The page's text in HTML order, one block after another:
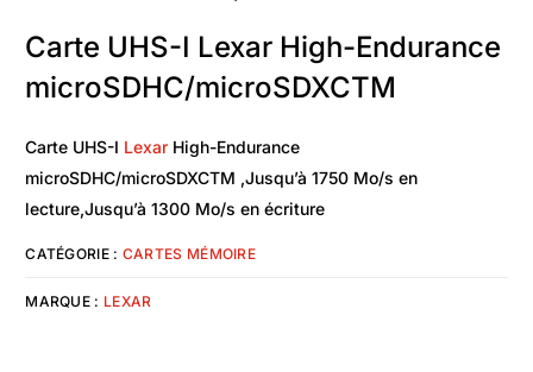
Carte UHS-I Lexar High-Endurance
microSDHC/microSDXCTM
Carte UHS-I Lexar High-Endurance
microSDHC/microSDXCTM ,Jusqu’à 1750 Mo/s en
lecture,Jusqu’à 1300 Mo/s en écriture
CATÉGORIE : CARTES MÉMOIRE
MARQUE : LEXAR